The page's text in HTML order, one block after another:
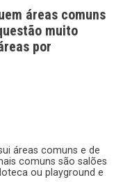
áreas comuns
muito
por
áreas comuns e de
comuns são salões
ou playground e